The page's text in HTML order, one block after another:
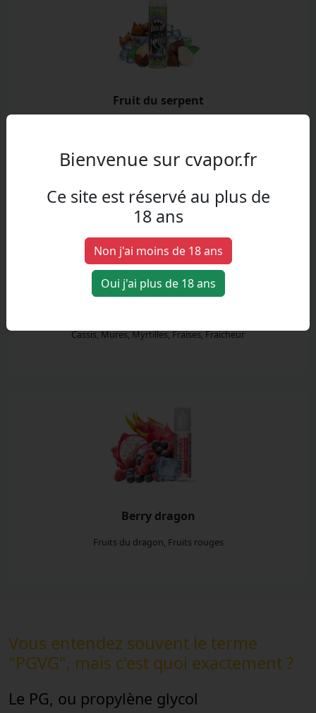
Fruit du serpent
Cassis, Mures, Myrtilles, Fraises, Fraicheur
Berry dragon
Fruits du dragon, Fruits rouges
Vous entendez souvent le terme
"PGVG", mais c'est quoi exactement ?
Le PG, ou propylène glycol
Bienvenue sur cvapor.fr
Ce site est réservé au plus de
18 ans
Non j'ai moins de 18 ans
Oui j'ai plus de 18 ans